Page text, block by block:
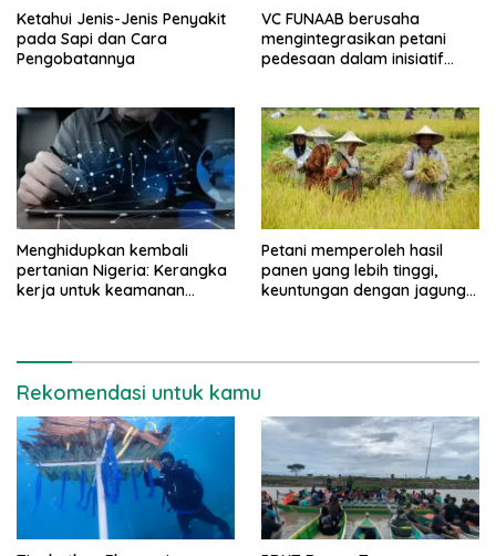
Ketahui Jenis-Jenis Penyakit
pada Sapi dan Cara
Pengobatannya
VC FUNAAB berusaha
mengintegrasikan petani
pedesaan dalam inisiatif
Menghidupkan kembali
pertanian Nigeria: Kerangka
kerja untuk keamanan
Petani memperoleh hasil
panen yang lebih tinggi,
keuntungan dengan jagung
Rekomendasi untuk kamu